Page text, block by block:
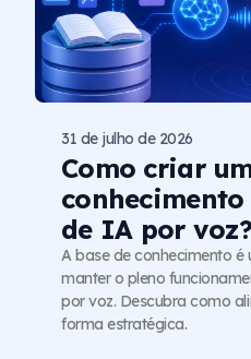
Como criar
de IA por voz?
31 de julho de 2026
A base de conhecimento é
manter o pleno
por voz. Descubra como
forma estratégica.